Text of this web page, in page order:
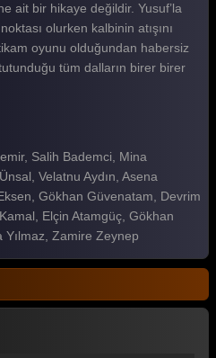
ait bir hikaye değildir. Yusuf’la
olurken kalbinin atışını
oyunu olduğundan habersiz
tüm dalların birer birer
Salih Bademci, Mina
Velatnu Aydın, Asena
Gökhan Güvenatam, Devrim
Elçin Atamgüç, Gökhan
Yılmaz, Zamire Zeynep